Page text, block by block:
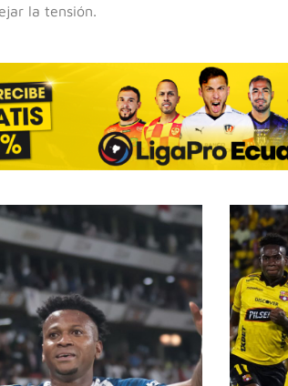
la tensión.